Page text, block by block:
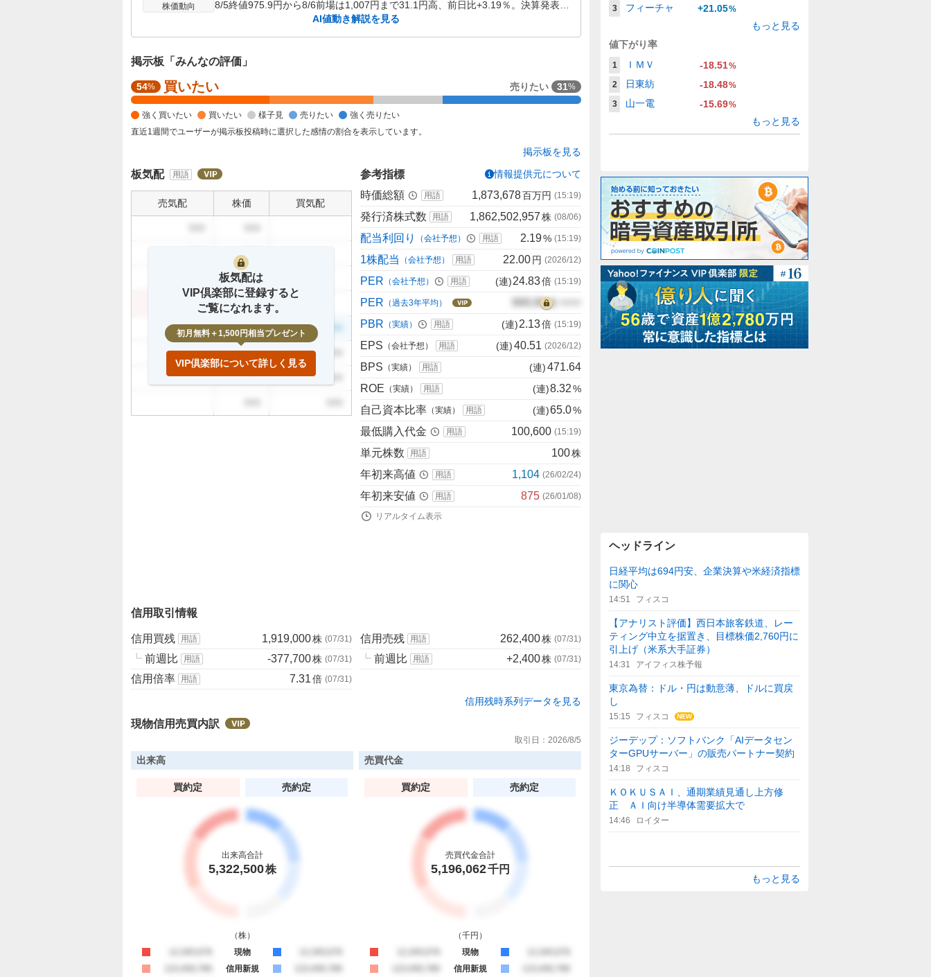
株価動向
AI値動き解説を見る
掲示板「みんなの評価」
強
く
買
い
3
0
売
り
た
い
%
く
り
た
54% 買いたい 売りたい 31%
強く買いたい 買いたい 様子見 売りたい
強く売りたい
直近1週間でユーザーが掲示板投稿時に選択した感情の割合を表示しています。
掲示板を見る
板気配 用語
売気配 株価 買気配
999
999 999
999
999
999
板気配は
VIP倶楽部に登録すると
ご覧になれます。
初月無料＋1,500円相当プレゼント
VIP倶楽部について詳しく見る
参考指標 情報提供元について
時価総額 用語 1,873,678百万円 (15:19)
発行済株式数 用語 1,862,502,957株 (08/06)
配当利回り （会社予想） 用語 2.19% (15:19)
1株配当 （会社予想） 用語 22.00円 (2026/12)
PER （会社予想） 用語 (連)24.83倍 (15:19)
PER （過去3年平均） 000.00倍
PBR （実績） 用語 (連)2.13倍 (15:19)
EPS （会社予想） 用語 (連)40.51 (2026/12)
BPS （実績） 用語 (連)471.64
ROE （実績） 用語 (連)8.32%
自己資本比率 （実績） 用語 (連)65.0%
最低購入代金 用語 100,600 (15:19)
単元株数 用語 100株
年初来高値 用語 1,104 (26/02/24)
年初来安値 用語 875 (26/01/08)
リアルタイム表示
信用取引情報
信用買残 用語 1,919,000株 (07/31 )
┗ 前週比 用語 -377,700株 (07/31 )
信用倍率 用語 7.31倍 (07/31 )
信用売残 用語 262,400株 (07/31 )
┗ 前週比 用語 +2,400株 (07/31 )
信用残時系列データを見る
現物信用売買内訳
取引日： 2026/8/5
出来高
買約定 売約定
出来高合計
5,322,500株
（株）
現物
信用新規
売買代金
買約定 売約定
売買代金合計
5,196,062千円
（千円 ）
現物
信用新規
3
フィーチャ +21.05%
もっと見る
値下がり率
1 ＩＭＶ -18.51%
2
日東紡 -18.48%
3
山一電 -15.69%
もっと見る
ヘッドライン
日経平均は694円安、企業決算や米経済指標
に関心
14:51 フィスコ
【アナリスト評価】西日本旅客鉄道、レー
ティング中立を据置き、目標株価2,760円に
引上げ（米系大手証券）
14:31 アイフィス株予報
東京為替：ドル・円は動意薄、ドルに買戻
し
15:15 フィスコ
ジーデップ：ソフトバンク「AIデータセン
ターGPUサーバー」の販売パートナー契約
14:18 フィスコ
ＫＯＫＵＳＡＩ、通期業績見通し上方修
正 ＡＩ向け半導体需要拡大で
14:46 ロイター
もっと見る